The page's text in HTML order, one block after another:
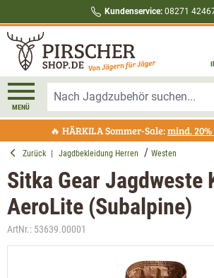
Kundenservice: 08271
MENÜ
🔥 HÄRKILA Sommer-Sale:mind.
Zurück Jagdbekleidung Herren Westen
Sitka Gear Jagdweste
AeroLite (Subalpine)
ArtNr.: 53639.00001